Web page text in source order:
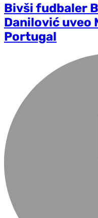
Bivši fudbaler
Danilović uveo
Portugal